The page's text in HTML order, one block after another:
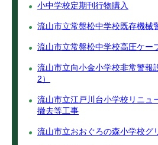
小中学校定期刊行物購入
流山市立常盤松中学校既存機械
流山市立常盤松中学校高圧ケー
流山市立向小金小学校非常警報
2）
流山市立江戸川台小学校リニュ
撤去等工事
流山市立おおぐろの森小学校グ